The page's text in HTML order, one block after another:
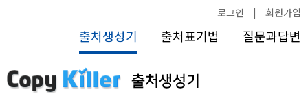
로그인 | 회원가입
출처생성기 출처표기법 질문과답변